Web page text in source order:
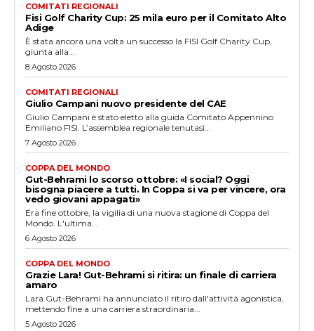
COMITATI REGIONALI
Fisi Golf Charity Cup: 25 mila euro per il Comitato Alto
Adige
È stata ancora una volta un successo la FISI Golf Charity Cup,
giunta alla...
8 Agosto 2026
COMITATI REGIONALI
Giulio Campani nuovo presidente del CAE
Giulio Campani è stato eletto alla guida Comitato Appennino
Emiliano FISI. L’assemblea regionale tenutasi...
7 Agosto 2026
COPPA DEL MONDO
Gut-Behrami lo scorso ottobre: «I social? Oggi
bisogna piacere a tutti. In Coppa si va per vincere, ora
vedo giovani appagati»
Era fine ottobre, la vigilia di una nuova stagione di Coppa del
Mondo. L'ultima...
6 Agosto 2026
COPPA DEL MONDO
Grazie Lara! Gut-Behrami si ritira: un finale di carriera
amaro
Lara Gut-Behrami ha annunciato il ritiro dall'attività agonistica,
mettendo fine a una carriera straordinaria...
5 Agosto 2026